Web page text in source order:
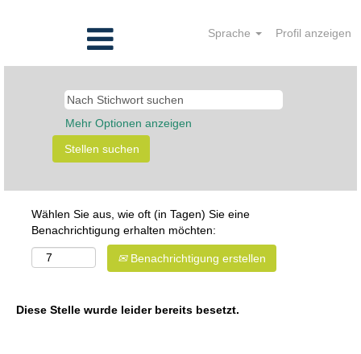
Sprache Profil anzeigen
Mehr Optionen anzeigen
Wählen Sie aus, wie oft (in Tagen) Sie eine
Benachrichtigung erhalten möchten:
Benachrichtigung erstellen
Diese Stelle wurde leider bereits besetzt.